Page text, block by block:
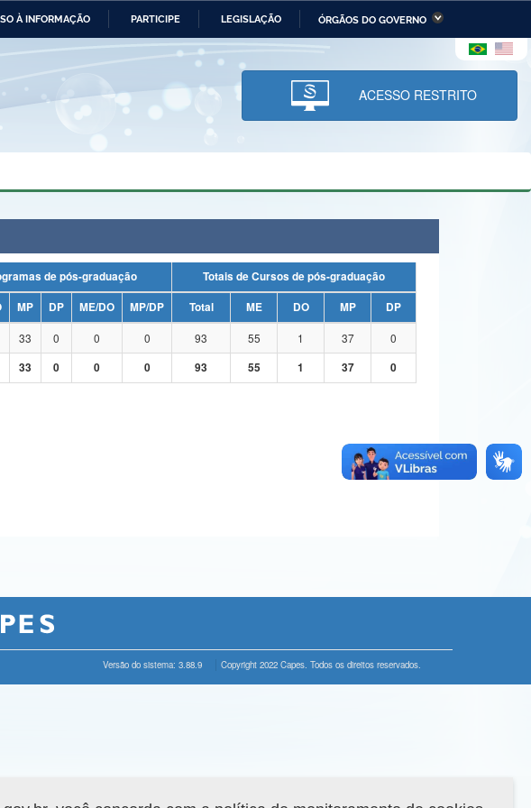
À INFORMAÇÃO PARTICIPE LEGISLAÇÃO ÓRGÃOS DO GOVERNO
Ministério da Economia Ministério da Infraestrutura
Ministério da Ciência,
Tecnologia, Inovações e
Comunicações
e dos Direitos Humanos
Brasil Planalto
ACESSO RESTRITO
Total de Programas de pós-graduação
Totais de Cursos de pós-graduação
MP DP ME/DO MP/DP Total ME DO MP
DP
33 0 0 0 93 55 1 37
0
33 0 0 0 93 55 1 37 0
Versão do sistema: 3.88.9 Copyright 2022 Capes. Todos os direitos reservados.